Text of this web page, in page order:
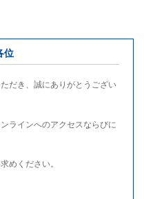
位
だき、誠にありがとうござい
ラインへのアクセスならびに
めください。